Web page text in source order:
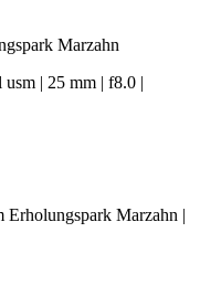
Marzahn
| 25 mm | f8.0 |